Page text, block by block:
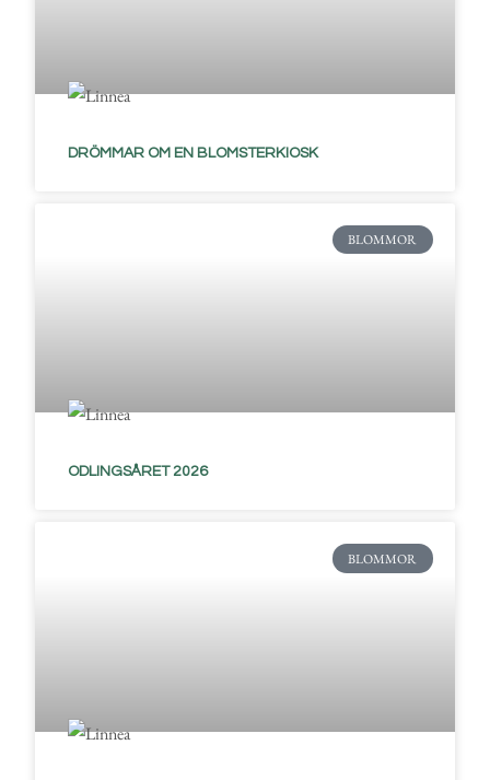
DRÖMMAR OM EN BLOMSTERKIOSK
BLOMMOR
ODLINGSÅRET 2026
BLOMMOR